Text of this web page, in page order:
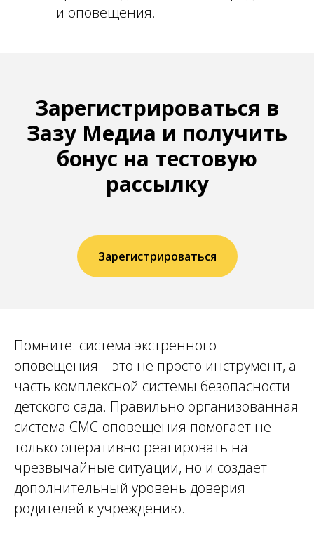
и оповещения.
Зарегистрироваться в
Зазу Медиа и получить
бонус на тестовую
рассылку
Зарегистрироваться
Помните: система экстренного
оповещения – это не просто инструмент, а
часть комплексной системы безопасности
детского сада. Правильно организованная
система СМС-оповещения помогает не
только оперативно реагировать на
чрезвычайные ситуации, но и создает
дополнительный уровень доверия
родителей к учреждению.